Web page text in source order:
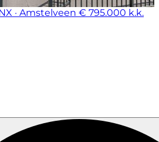
NX · Amstelveen € 795.000 k.k.